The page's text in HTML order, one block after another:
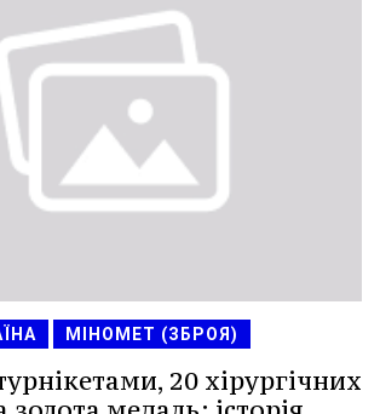
МІНОМЕТ (ЗБРОЯ)
20 хірургічних